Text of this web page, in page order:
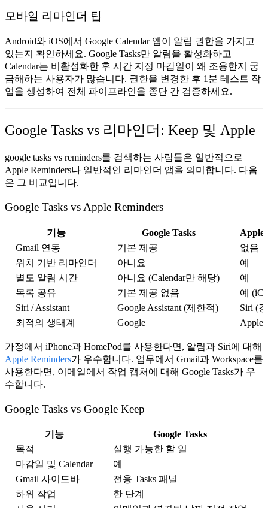
모바일 리마인더 팁
Android와 iOS에서 Google Calendar앱이 알림 권한을 가지고
있는지 확인하세요. Google Tasks만 알림을 활성화하고
Calendar는 비활성화한 후 시간 지정 마감일이 왜 조용한지 궁
금해하는 사용자가 많습니다. 권한을 변경한 후 1분 테스트 작
업을 생성하여 전체 파이프라인을 종단 간 검증하세요.
Google Tasks vs 리마인더: Keep 및 Apple
google tasks vs reminders를 검색하는 사람들은 일반적으로
Apple Reminders나 일반적인 리마인더 앱을 의미합니다. 다음
은 그 비교입니다.
Google Tasks vs Apple Reminders
기능 Google Tasks
Apple
Gmail 연동
기본 제공
없음
위치 기반 리마인더
아니요
예
별도 알림 시간
아니요 (Calendar만 해당)
예
목록 공유
기본 제공 없음
예
Siri / Assistant
Google Assistant (제한적)
Siri (
최적의 생태계
Google Apple
가정에서 iPhone과 HomePod를 사용한다면, 알림과 Siri에 대해
Apple Reminders가 우수합니다. 업무에서 Gmail과 Workspace를
사용한다면, 이메일에서 작업 캡처에 대해 Google Tasks가 우
수합니다.
Google Tasks vs Google Keep
기능
Google Tasks
목적
실행 가능한 할 일
마감일 및 Calendar
예
Gmail 사이드바
전용 Tasks 패널
하위 작업
한 단계